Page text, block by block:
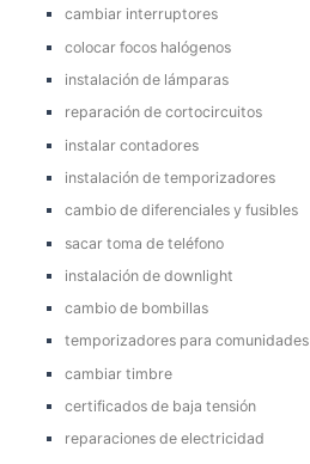
cambiar interruptores
colocar focos halógenos
instalación de lámparas
reparación de cortocircuitos
instalar contadores
instalación de temporizadores
cambio de diferenciales y fusibles
sacar toma de teléfono
instalación de downlight
cambio de bombillas
temporizadores para comunidades
cambiar timbre
certificados de baja tensión
reparaciones de electricidad